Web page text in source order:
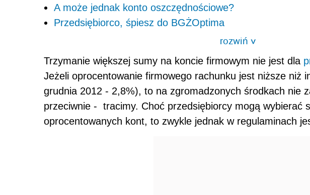
A może jednak konto oszczędnościowe?
Przedsiębiorco, śpiesz do BGŻOptima
rozwiń>
Trzymanie większej sumy na koncie firmowym nie jest dla
Jeżeli oprocentowanie firmowego rachunku jest niższe niż
grudnia 2012 - 2,8%), to na zgromadzonych środkach nie
przeciwnie - tracimy. Choć przedsiębiorcy mogą wybierać
oprocentowanych kont, to zwykle jednak w regulaminach